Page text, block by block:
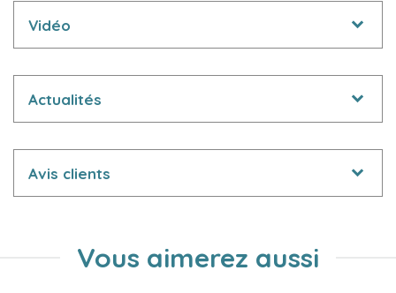
Vidéo
Actualités
Avis clients
Vous aimerez aussi